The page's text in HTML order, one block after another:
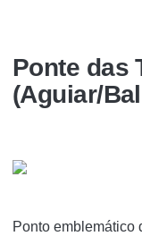
Ponte das
(Aguiar/
Ponto emblemático